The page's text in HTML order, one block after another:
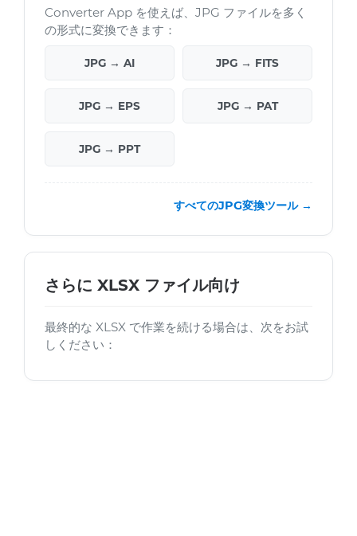
Converter App を使えば、JPG ファイルを多く
の形式に変換できます：
JPG → AI JPG → FITS
JPG → EPS JPG → PAT
JPG → PPT
すべてのJPG変換ツール →
さらに XLSX ファイル向け
最終的な XLSX で作業を続ける場合は、次をお試
しください：